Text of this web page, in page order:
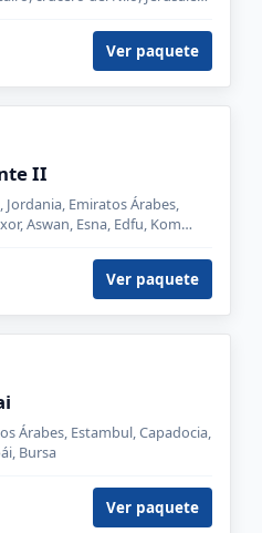
Ver paquete
II
Emiratos Árabes,
Aswan, Esna, Edfu, Kom
Ver paquete
Árabes, Estambul, Capadocia,
Bursa
Ver paquete